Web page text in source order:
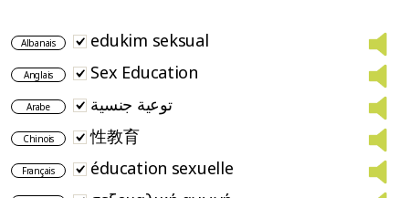
Albanais edukim seksual
Anglais Sex Education
Arabe توعية جنسية
Chinois 性教育
Français éducation sexuelle